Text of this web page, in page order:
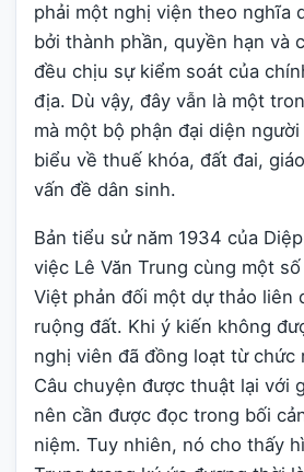
phải một nghị viện theo nghĩa
bởi thành phần, quyền hạn và
đều chịu sự kiểm soát của
địa. Dù vậy, đây vẫn là một
mà một bộ phận đại diện
biểu về thuế khóa, đất đai,
vấn đề dân sinh.
Bản tiểu sử năm 1934 của
việc Lê Văn Trung cùng một
Việt phản đối một dự thảo liên
ruộng đất. Khi ý kiến không
nghị viên đã đồng loạt từ chức
Câu chuyện được thuật lại với
nên cần được đọc trong bối
niệm. Tuy nhiên, nó cho thấy